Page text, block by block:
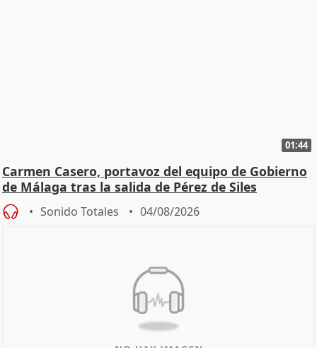
01:44
Carmen Casero, portavoz del equipo de Gobierno
de Málaga tras la salida de Pérez de Siles
Sonido Totales 04/08/2026